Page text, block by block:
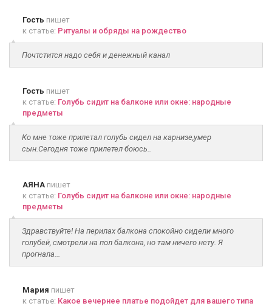
Гость пишет
к статье: Ритуалы и обряды на рождество
Почтстится надо себя и денежный канал
Гость пишет
к статье: Голубь сидит на балконе или окне: народные
предметы
Ко мне тоже прилетал голубь сидел на карнизе,умер
сын.Сегодня тоже прилетел боюсь..
АЯНА пишет
к статье: Голубь сидит на балконе или окне: народные
предметы
Здравствуйте! На перилах балкона спокойно сидели много
голубей, смотрели на пол балкона, но там ничего нету. Я
прогнала...
Мария пишет
к статье: Какое вечернее платье подойдет для вашего типа